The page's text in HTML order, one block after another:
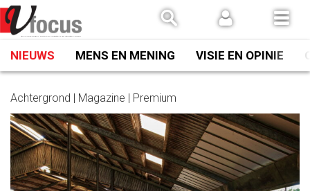
Spring
naar
inhoud
NIEUWS MENS EN MENING VISIE EN OPINIE
Achtergrond | Magazine | Premium